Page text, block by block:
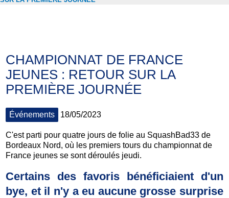
CHAMPIONNAT DE FRANCE
JEUNES : RETOUR SUR LA
PREMIÈRE JOURNÉE
Événements 18/05/2023
C'est parti pour quatre jours de folie au SquashBad33 de
Bordeaux Nord, où les premiers tours du championnat de
France jeunes se sont déroulés jeudi.
Certains des favoris bénéficiaient d'un
bye, et il n'y a eu aucune grosse surprise